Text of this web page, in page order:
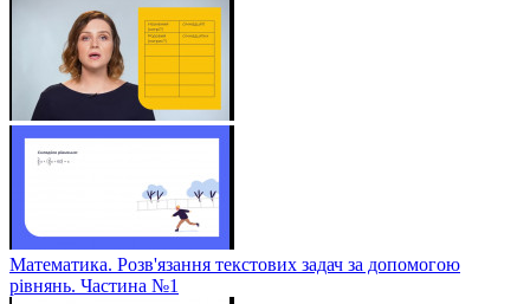
Математика. Розв'язання текстових задач за допомогою
рівнянь. Частина №1